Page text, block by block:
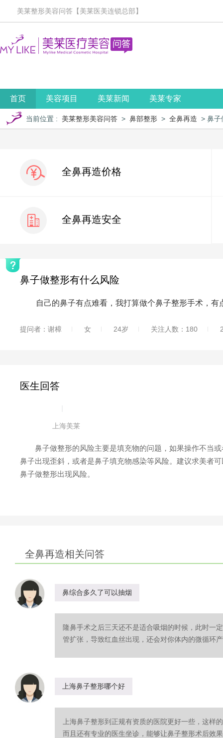
美莱整形美容问答【美莱医美连锁总部】
首页 美容项目 美莱新闻 美莱专家
当前位置 : 美莱整形美容问答 > 鼻部整形 > 全鼻再造 > 鼻子
全鼻再造价格
全鼻再造安全
鼻子做整形有什么风险
自己的鼻子有点难看，我打算做个鼻子整形手术，有
提问者：谢樟 女 24岁 关注人数：180
医生回答
上海美莱
鼻子做整形的风险主要是填充物的问题，如果操作不当或
鼻子出现歪斜，或者是鼻子填充物感染等风险。建议求美者
鼻子做整形出现风险。
全鼻再造相关问答
鼻综合多久了可以抽烟
隆鼻手术之后三天还不是适合吸烟的时候，此时一
管扩张，导致红血丝出现，还会对你体内的微循环
上海鼻子整形哪个好
上海鼻子整形到正规有资质的医院更好一些，这样
而且还有专业的医生坐诊，能够让鼻子整形术后效